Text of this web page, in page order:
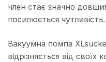
член стає значно
посилюється чутливість.
Вакуумна помпа
відрізняється від своїх